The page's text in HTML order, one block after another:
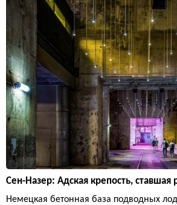
Сен-Назер: Адская крепость, ставшая
Немецкая бетонная база подводных